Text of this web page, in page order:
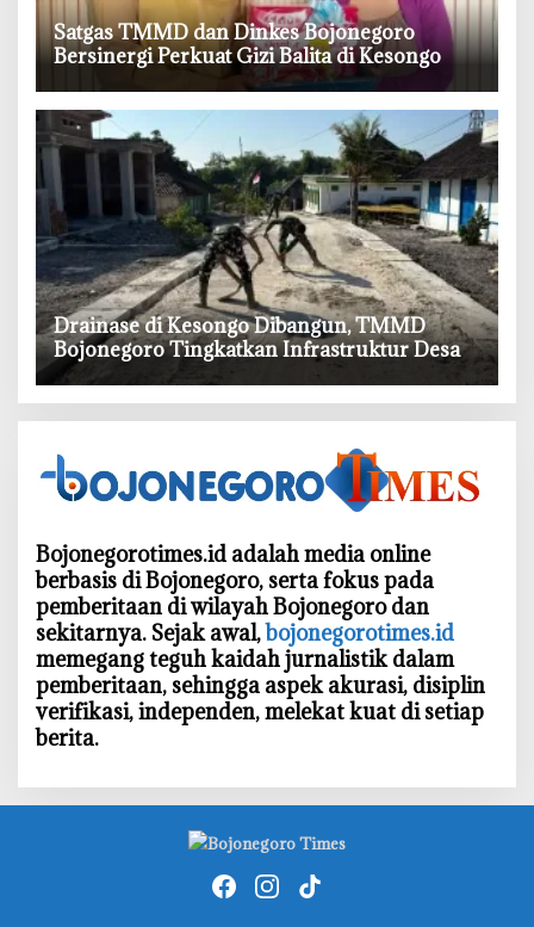
‎Satgas TMMD dan Dinkes Bojonegoro
Bersinergi Perkuat Gizi Balita di Kesongo
‎Drainase di Kesongo Dibangun, TMMD
Bojonegoro Tingkatkan Infrastruktur Desa
Bojonegorotimes.id adalah media online
berbasis di Bojonegoro, serta fokus pada
pemberitaan di wilayah Bojonegoro dan
sekitarnya. Sejak awal,bojonegorotimes.id
memegang teguh kaidah jurnalistik dalam
pemberitaan, sehingga aspek akurasi, disiplin
verifikasi, independen, melekat kuat di setiap
berita.